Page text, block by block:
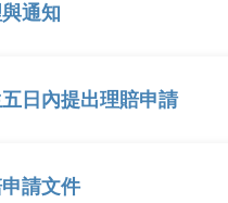
通知
日內提出理賠申請
請文件